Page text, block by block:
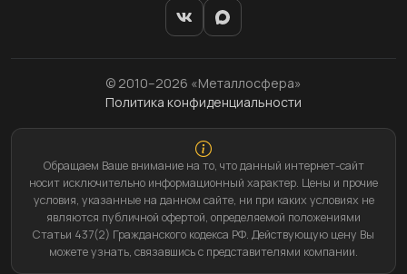
© 2010–2026 «Металлосфера»
Политика конфиденциальности
Обращаем Ваше внимание на то, что данный интернет-сайт
носит исключительно информационный характер. Цены и прочие
условия, указанные на данном сайте, ни при каких условиях не
являются публичной офертой, определяемой положениями
Статьи 437(2) Гражданского кодекса РФ. Действующую цену Вы
можете узнать, связавшись с представителями компании.